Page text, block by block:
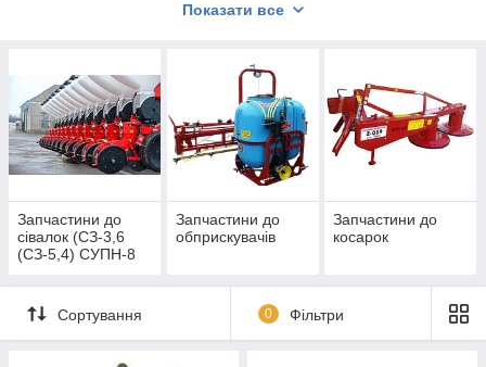
найкоротші терміни. І на протязі 1-2 днів Ви отримаєте Ваше
Або зателефонувавши за телефонами: 0562-31-60-60, 068-6-
31-60-60, 096-873-70-03. Або скористатися формою
зворотнього зв'язку: https://detal-online.com.ua/contacts
Також для Вас завжди відкриті двері нашого головного складу
та двері кожного з наших філій.
Показати все
Запчастини до
сівалок (СЗ-3,6
(СЗ-5,4) СУПН-8
Запчастини до
обприскувачів
Запчастини до
косарок
Сортування 0 Фільтри